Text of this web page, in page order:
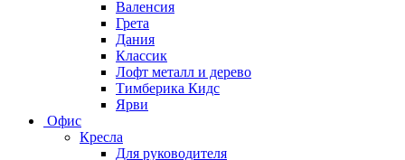
Валенсия
Грета
Дания
Классик
Лофт металл и дерево
Тимберика Кидс
Ярви
Офис
Кресла
Для руководителя